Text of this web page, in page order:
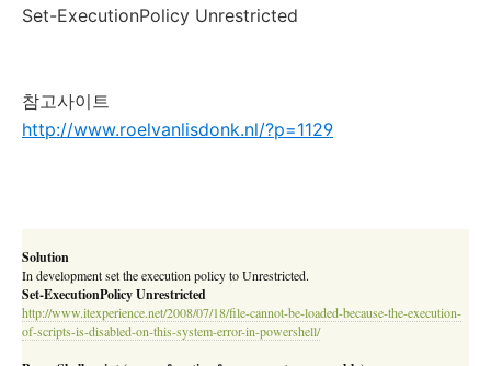
Set-ExecutionPolicy Unrestricted
참고사이트
http://www.roelvanlisdonk.nl/?p=1129
Solution
In development set the execution policy to Unrestricted.
Set-ExecutionPolicy Unrestricted
http://www.itexperience.net/2008/07/18/file-cannot-be-loaded-because-the-execution-
of-scripts-is-disabled-on-this-system-error-in-powershell/